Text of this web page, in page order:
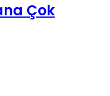
Çok